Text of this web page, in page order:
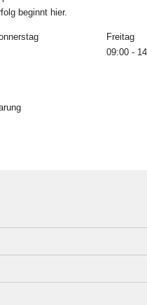
beginnt hier.
Freitag
09:00 -